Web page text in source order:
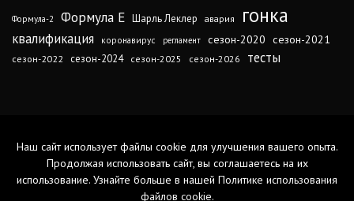
Формула-2 Формула Е Шарль Леклер авария гонка
квалификация коронавирус регламент сезон-2020 сезон-2021
сезон-2022 сезон-2024 сезон-2025 сезон-2026 тесты
Наш сайт использует файлы cookie для улучшения вашего опыта.
Продолжая использовать сайт, вы соглашаетесь на их
использование. Узнайте больше в нашей Политике использования
файлов cookie.